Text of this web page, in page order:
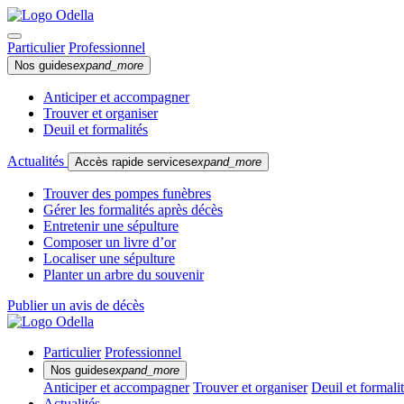
Particulier Professionnel
Nos guidesexpand_more
Anticiper et accompagner
Trouver et organiser
Deuil et formalités
Actualités Accès rapide servicesexpand_more
Trouver des pompes funèbres
Gérer les formalités après décès
Entretenir une sépulture
Composer un livre d’or
Localiser une sépulture
Planter un arbre du souvenir
Publier un avis de décès
Particulier Professionnel
Nos guidesexpand_more
Anticiper et accompagner Trouver et organiser Deuil et